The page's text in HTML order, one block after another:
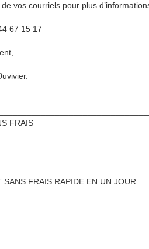
vos courriels pour plus
67 15 17
FRAIS
SANS FRAIS RAPIDE EN UN JOUR.